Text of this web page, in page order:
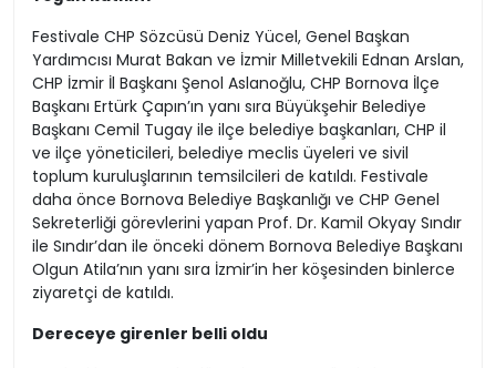
Festivale CHP Sözcüsü Deniz Yücel, Genel Başkan
Yardımcısı Murat Bakan ve İzmir Milletvekili Ednan Arslan,
CHP İzmir İl Başkanı Şenol Aslanoğlu, CHP Bornova İlçe
Başkanı Ertürk Çapın’ın yanı sıra Büyükşehir Belediye
Başkanı Cemil Tugay ile ilçe belediye başkanları, CHP il
ve ilçe yöneticileri, belediye meclis üyeleri ve sivil
toplum kuruluşlarının temsilcileri de katıldı. Festivale
daha önce Bornova Belediye Başkanlığı ve CHP Genel
Sekreterliği görevlerini yapan Prof. Dr. Kamil Okyay Sındır
ile Sındır’dan ile önceki dönem Bornova Belediye Başkanı
Olgun Atila’nın yanı sıra İzmir’in her köşesinden binlerce
ziyaretçi de katıldı.
Dereceye girenler belli oldu